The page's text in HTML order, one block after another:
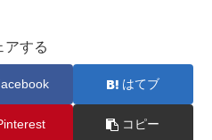
アする
はてブ
コピー